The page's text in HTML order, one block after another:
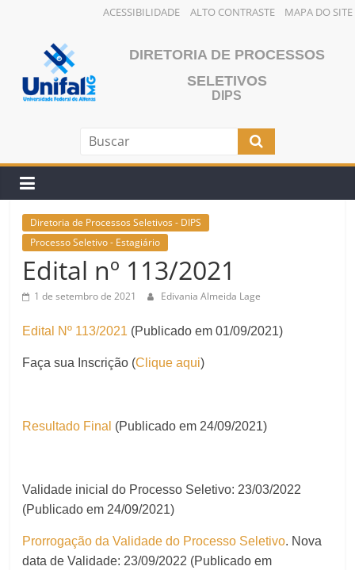
ACESSIBILIDADE ALTO CONTRASTE MAPA DO SITE
conteúdo
DIRETORIA DE PROCESSOS
SELETIVOS
DIPS
Diretoria de Processos Seletivos - DIPS
Processo Seletivo - Estagiário
Edital nº 113/2021
1 de setembro de 2021 Edivania Almeida Lage
Edital Nº 113/2021 (Publicado em 01/09/2021)
Faça sua Inscrição (Clique aqui)
Resultado Final (Publicado em 24/09/2021)
Validade inicial do Processo Seletivo: 23/03/2022
(Publicado em 24/09/2021)
Prorrogação da Validade do Processo Seletivo. Nova
data de Validade: 23/09/2022 (Publicado em